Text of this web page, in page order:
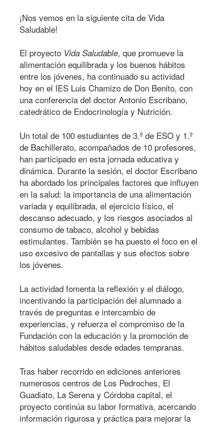
¡Nos vemos en la siguiente cita de Vida
Saludable!
El proyecto Vida Saludable, que promueve la
alimentación equilibrada y los buenos hábitos
entre los jóvenes, ha continuado su actividad
hoy en el IES Luis Chamizo de Don Benito, con
una conferencia del doctor Antonio Escribano,
catedrático de Endocrinología y Nutrición.
Un total de 100 estudiantes de 3.º de ESO y 1.º
de Bachillerato, acompañados de 10 profesores,
han participado en esta jornada educativa y
dinámica. Durante la sesión, el doctor Escribano
ha abordado los principales factores que influyen
en la salud: la importancia de una alimentación
variada y equilibrada, el ejercicio físico, el
descanso adecuado, y los riesgos asociados al
consumo de tabaco, alcohol y bebidas
estimulantes. También se ha puesto el foco en el
uso excesivo de pantallas y sus efectos sobre
los jóvenes.
La actividad fomenta la reflexión y el diálogo,
incentivando la participación del alumnado a
través de preguntas e intercambio de
experiencias, y refuerza el compromiso de la
Fundación con la educación y la promoción de
hábitos saludables desde edades tempranas.
Tras haber recorrido en ediciones anteriores
numerosos centros de Los Pedroches, El
Guadiato, La Serena y Córdoba capital, el
proyecto continúa su labor formativa, acercando
información rigurosa y práctica para mejorar la